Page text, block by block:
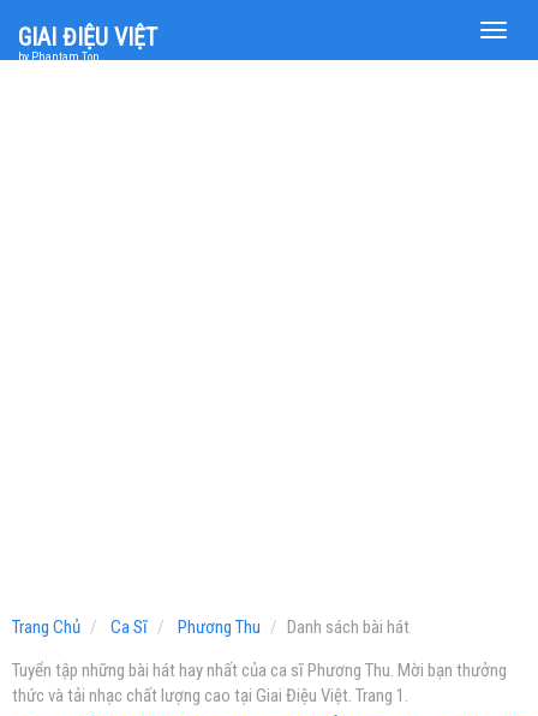
Toggle
GIAI ĐIỆU VIỆT
by Phantam Top
Trang Chủ Ca Sĩ Phương Thu
Danh sách bài hát
Tuyển tập những bài hát hay nhất của ca sĩ Phương Thu. Mời bạn thưởng
thức và tải nhạc chất lượng cao tại Giai Điệu Việt. Trang 1.